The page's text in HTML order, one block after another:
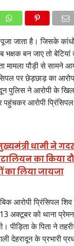
जाता है। जिसके कांधों
भक्षक बन जाए तो
मामला पौड़ी से सामने
पर छेड़छाड़ का
पुलिस ने आरोपी के
पहुंचकर आरोपी प्रिंसिपल
धामी ने
का किया
का लिया जायजा
आरोपी प्रिंसिपल
अक्टूबर को थाना
पीड़िता के पिता ने
देहरादून के प्रभारी